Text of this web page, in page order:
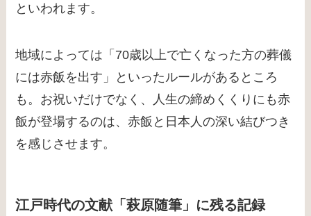
といわれます。
地域によっては「70歳以上で亡くなった方の葬儀
には赤飯を出す」といったルールがあるところ
も。お祝いだけでなく、人生の締めくくりにも赤
飯が登場するのは、赤飯と日本人の深い結びつき
を感じさせます。
江戸時代の文献「萩原随筆」に残る記録